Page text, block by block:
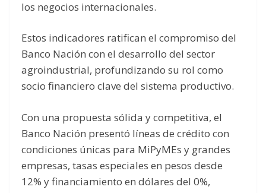
los negocios internacionales.
Estos indicadores ratifican el compromiso del
Banco Nación con el desarrollo del sector
agroindustrial, profundizando su rol como
socio financiero clave del sistema productivo.
Con una propuesta sólida y competitiva, el
Banco Nación presentó líneas de crédito con
condiciones únicas para MiPyMEs y grandes
empresas, tasas especiales en pesos desde
12% y financiamiento en dólares del 0%,